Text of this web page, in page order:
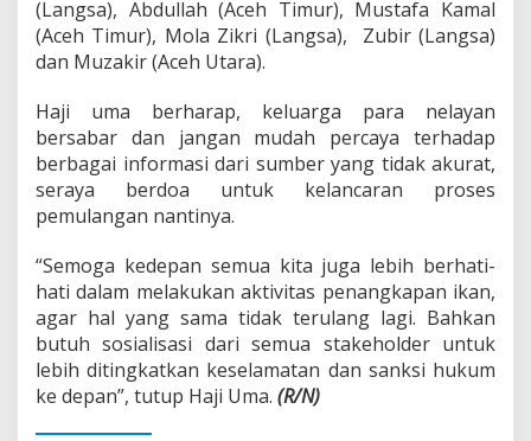
(Langsa), Abdullah (Aceh Timur), Mustafa Kamal
(Aceh Timur), Mola Zikri (Langsa),
Zubir (Langsa)
dan Muzakir (Aceh Utara).
Haji uma berharap, keluarga para nelayan
bersabar dan jangan mudah percaya terhadap
berbagai informasi dari sumber yang tidak akurat,
seraya berdoa untuk kelancaran proses
pemulangan nantinya.
“Semoga kedepan semua kita juga lebih berhati-
hati dalam melakukan aktivitas penangkapan ikan,
agar hal yang sama tidak terulang lagi. Bahkan
butuh sosialisasi dari semua stakeholder untuk
lebih ditingkatkan keselamatan dan sanksi hukum
ke depan”, tutup Haji Uma. (R/N)